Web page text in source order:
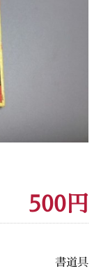
500円
書道具